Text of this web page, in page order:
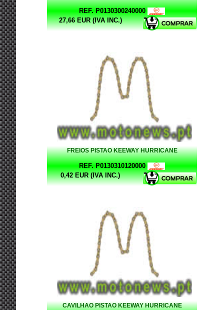
REF. P0130300240000
27,66 EUR (IVA INC.)
FREIOS PISTAO KEEWAY HURRICANE
REF. P0130310120000
0,42 EUR (IVA INC.)
CAVILHAO PISTAO KEEWAY HURRICANE